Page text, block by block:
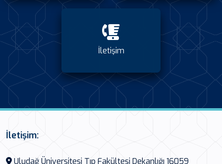
İletişim
İletişim:
Uludağ Üniversitesi Tıp Fakültesi Dekanlığı 16059